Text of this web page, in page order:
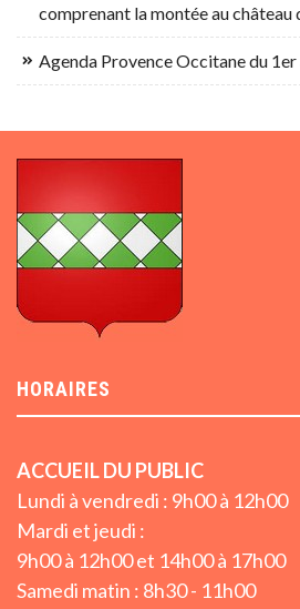
comprenant la montée au château
Agenda Provence Occitane du
HORAIRES
ACCUEIL DU PUBLIC
Lundi à vendredi : 9h00 à 12h00
Mardi et jeudi :
9h00 à 12h00 et 14h00 à 17h00
Samedi matin : 8h30 - 11h00